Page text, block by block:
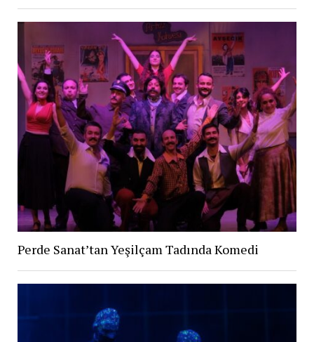
Perde Sanat’tan Yeşilçam Tadında Komedi